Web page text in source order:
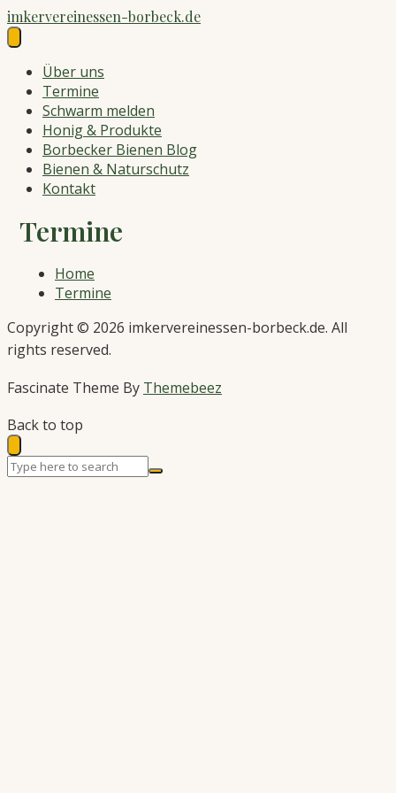
Skip
to
imkervereinessen-borbeck.de
Über uns
Termine
Schwarm melden
Honig & Produkte
Borbecker Bienen Blog
Bienen & Naturschutz
Kontakt
Termine
Home
Termine
Copyright © 2026 imkervereinessen-borbeck.de. All
rights reserved.
Fascinate Theme By Themebeez
Back to top